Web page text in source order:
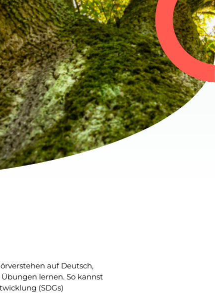
auf Deutsch,
lernen. So kannst
(SDGs)